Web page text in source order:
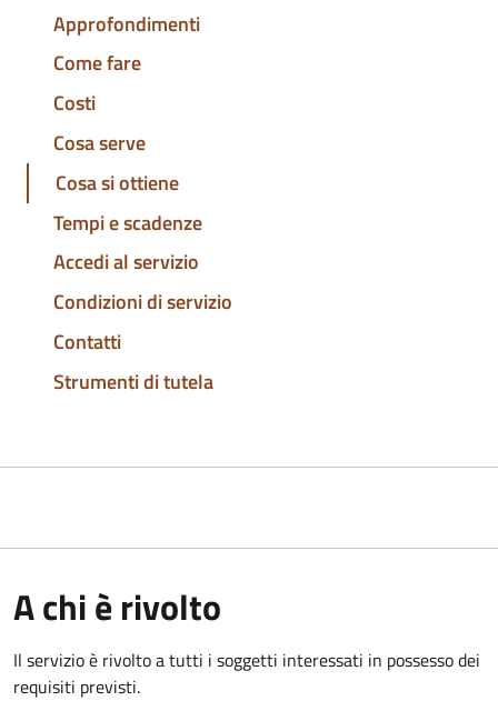
Approfondimenti
Come fare
Costi
Cosa serve
Cosa si ottiene
Tempi e scadenze
Accedi al servizio
Condizioni di servizio
Contatti
Strumenti di tutela
A chi è rivolto
Il servizio è rivolto a tutti i soggetti interessati in possesso dei
requisiti previsti.